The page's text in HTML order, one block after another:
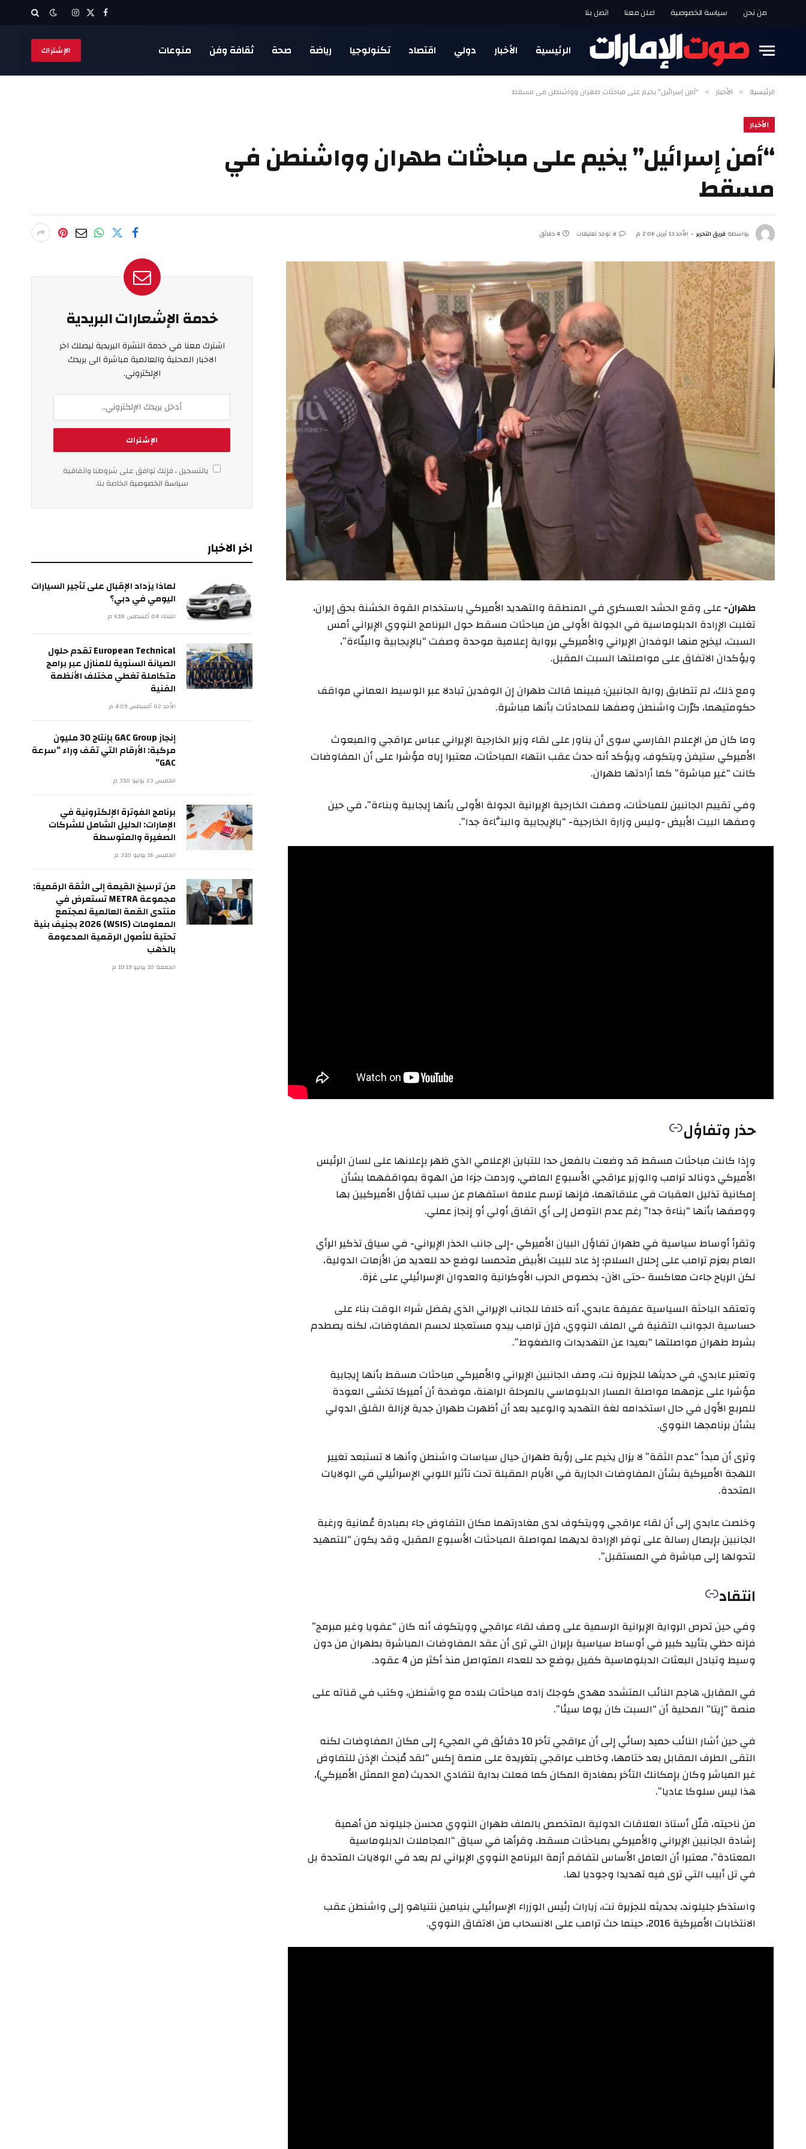
من نحن سياسة الخصوصية اعلن معنا اتصل بنا فيسبوك
X
الانستغرام
الرئيسية الأخبار دولي اقتصاد تكنولوجيا رياضة صحة ثقافة وفن منوعات الإشتراك
الرئيسية » الأخبار » “أمن إسرائيل” يخيم على مباحثات طهران وواشنطن في مسقط
الأخبار
“أمن إسرائيل” يخيم على مباحثات طهران وواشنطن في
مسقط
بواسطة فريق التحرير الأحد 13 أبريل 2:06 م لا توجد تعليقات 4 دقائق
طهران- على وقع الحشد العسكري في المنطقة والتهديد الأميركي باستخدام القوة الخشنة بحق إيران،
تغلبت الإرادة الدبلوماسية في الجولة الأولى من مباحثات مسقط حول البرنامج النووي الإيراني أمس
السبت، ليخرج منها الوفدان الإيراني والأميركي برواية إعلامية موحدة وصفت “بالإيجابية والبنّاءة”،
ويؤكدان الاتفاق على مواصلتها السبت المقبل.
ومع ذلك، لم تتطابق رواية الجانبين؛ فبينما قالت طهران إن الوفدين تبادلا عبر الوسيط العماني مواقف
حكومتيهما، كرّرت واشنطن وصفها للمحادثات بأنها مباشرة.
وما كان من الإعلام الفارسي سوى أن يناور على لقاء وزير الخارجية الإيراني عباس عراقجي والمبعوث
الأميركي ستيفن ويتكوف، ويؤكد أنه حدث عقب انتهاء المباحثات، معتبرا إياه مؤشرا على أن المفاوضات
كانت “غير مباشرة” كما أرادتها طهران.
وفي تقييم الجانبين للمباحثات، وصفت الخارجية الإيرانية الجولة الأولى بأنها إيجابية وبناءة”، في حين
وصفها البيت الأبيض -وليس وزارة الخارجية- “بالإيجابية والبنَّاءة جدا”.
حذر وتفاؤل
وإذا كانت مباحثات مسقط قد وضعت بالفعل حدا للتباين الإعلامي الذي ظهر بإعلانها على لسان الرئيس
الأميركي دونالد ترامب والوزير عراقجي الأسبوع الماضي، وردمت جزءا من الهوة بمواقفهما بشأن
إمكانية تذليل العقبات في علاقاتهما، فإنها ترسم علامة استفهام عن سبب تفاؤل الأميركيين بها
ووصفها بأنها “بناءة جدا” رغم عدم التوصل إلى أي اتفاق أولي أو إنجاز عملي.
وتقرأ أوساط سياسية في طهران تفاؤل البيان الأميركي -إلى جانب الحذر الإيراني- في سياق تذكير الرأي
العام بعزم ترامب على إحلال السلام؛ إذ عاد للبيت الأبيض متحمسا لوضع حد للعديد من الأزمات الدولية،
لكن الرياح جاءت معاكسة -حتى الآن- بخصوص الحرب الأوكرانية والعدوان الإسرائيلي على غزة.
وتعتقد الباحثة السياسية عفيفة عابدي، أنه خلافا للجانب الإيراني الذي يفضل شراء الوقت بناء على
حساسية الجوانب التقنية في الملف النووي، فإن ترامب يبدو مستعجلا لحسم المفاوضات، لكنه يصطدم
بشرط طهران مواصلتها “بعيدا عن التهديدات والضغوط”.
وتعتبر عابدي، في حديثها للجزيرة نت، وصف الجانبين الإيراني والأميركي مباحثات مسقط بأنها إيجابية
مؤشرا على عزمهما مواصلة المسار الدبلوماسي بالمرحلة الراهنة، موضحة أن أميركا تخشى العودة
للمربع الأول في حال استخدامه لغة التهديد والوعيد بعد أن أظهرت طهران جدية لإزالة القلق الدولي
بشأن برنامجها النووي.
وترى أن مبدأ “عدم الثقة” لا يزال يخيم على رؤية طهران حيال سياسات واشنطن وأنها لا تستبعد تغيير
اللهجة الأميركية بشأن المفاوضات الجارية في الأيام المقبلة تحت تأثير اللوبي الإسرائيلي في الولايات
المتحدة.
وخلصت عابدي إلى أن لقاء عراقجي وويتكوف لدى مغادرتهما مكان التفاوض جاء بمبادرة عُمانية ورغبة
الجانبين بإيصال رسالة على توفر الإرادة لديهما لمواصلة المباحثات الأسبوع المقبل، وقد يكون “للتمهيد
لتحولها إلى مباشرة في المستقبل”.
انتقاد
وفي حين تحرص الرواية الإيرانية الرسمية على وصف لقاء عراقجي وويتكوف أنه كان “عفويا وغير مبرمج”
فإنه حظي بتأييد كبير في أوساط سياسية بإيران التي ترى أن عقد المفاوضات المباشرة بطهران من دون
وسيط وتبادل البعثات الدبلوماسية كفيل بوضع حد للعداء المتواصل منذ أكثر من 4 عقود.
في المقابل، هاجم النائب المتشدد مهدي كوجك زاده مباحثات بلاده مع واشنطن، وكتب في قناته علی
منصة “إيتا” المحلية أن “السبت كان يوما سيئا”.
في حين أشار النائب حميد رسائي إلى أن عراقجي تأخر 10 دقائق في المجيء إلى مكان المفاوضات لكنه
التقى الطرف المقابل بعد ختامها، وخاطب عراقجي بتغريدة على منصة إكس “لقد مُنِحتَ الإذن للتفاوض
غير المباشر وكان بإمكانك التأخر بمغادرة المكان كما فعلت بداية لتفادي الحديث (مع الممثل الأميركي)،
هذا ليس سلوكا عاديا”.
من ناحيته، قلّل أستاذ العلاقات الدولية المتخصص بالملف طهران النووي محسن جليلوند من أهمية
إشادة الجانبين الإيراني والأميركي بمباحثات مسقط، وقرأها في سياق “المجاملات الدبلوماسية
المعتادة”، معتبرا أن العامل الأساس لتفاقم أزمة البرنامج النووي الإيراني لم يعد في الولايات المتحدة بل
في تل أبيب التي ترى فيه تهديدا وجوديا لها.
واستذكر جليلوند، بحديثه للجزيرة نت، زيارات رئيس الوزراء الإسرائيلي بنيامين نتنياهو إلى واشنطن عقب
الانتخابات الأميركية 2016، حينما حث ترامب على الانسحاب من الاتفاق النووي.
خدمة الإشعارات البريدية
اشترك معنا في خدمة النشرة البريدية ليصلك اخر
الاخبار المحلية والعالمية مباشرة الى بريدك
الإلكتروني.
بالتسجيل ، فإنك توافق على شروطنا واتفاقية
سياسة الخصوصية الخاصة بنا.
اخر الاخبار
لماذا يزداد الإقبال على تأجير السيارات
اليومي في دبي؟
الثلاثاء 04 أغسطس 6:18 م
European Technical تقدم حلول
الصيانة السنوية للمنازل عبر برامج
متكاملة تغطي مختلف الأنظمة
الفنية
الأحد 02 أغسطس 4:09 م
إنجاز GAC Group بإنتاج 30 مليون
مركبة: الأرقام التي تقف وراء “سرعة
GAC”
الخميس 23 يوليو 3:10 م
برنامج الفوترة الإلكترونية في
الإمارات: الدليل الشامل للشركات
الصغيرة والمتوسطة
الخميس 16 يوليو 3:10 م
من ترسيخ القيمة إلى الثقة الرقمية:
مجموعة METRA تستعرض في
منتدى القمة العالمية لمجتمع
المعلومات (WSIS) 2026 بجنيف بنية
تحتية للأصول الرقمية المدعومة
بالذهب
الجمعة 10 يوليو 10:19 م